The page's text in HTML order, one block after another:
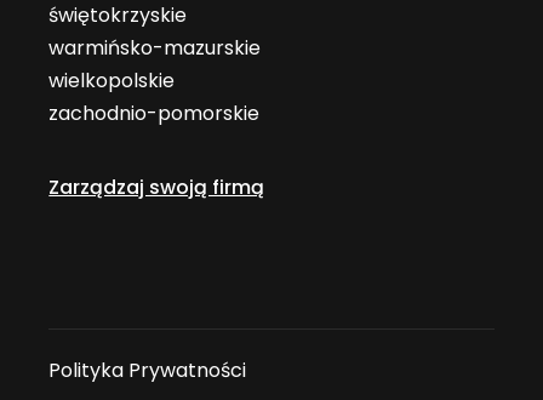
świętokrzyskie
warmińsko-mazurskie
wielkopolskie
zachodnio-pomorskie
Zarządzaj swoją firmą
Polityka Prywatności